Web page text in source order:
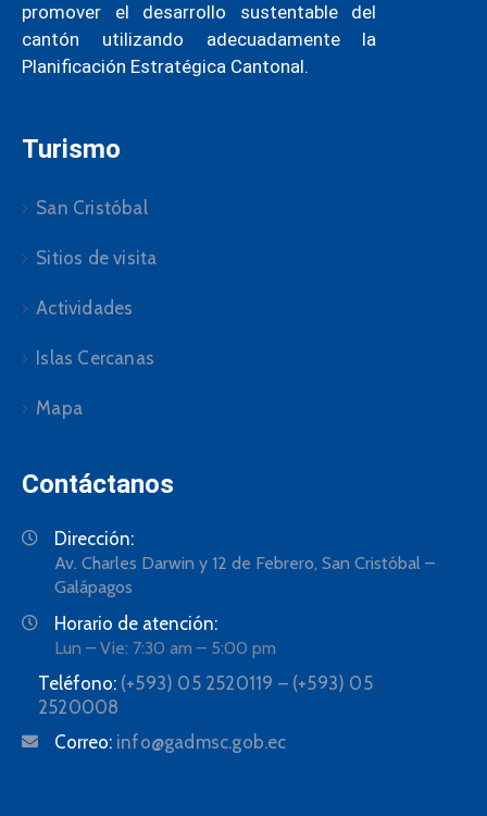
promover el desarrollo sustentable del
cantón utilizando adecuadamente la
Planificación Estratégica Cantonal.
Turismo
San Cristóbal
Sitios de visita
Actividades
Islas Cercanas
Mapa
Contáctanos
Dirección:
Av. Charles Darwin y 12 de Febrero, San Cristóbal –
Galápagos
Horario de atención:
Lun – Vie: 7:30 am – 5:00 pm
Teléfono: (+593) 05 2520119 – (+593) 05
2520008
Correo: info@gadmsc.gob.ec